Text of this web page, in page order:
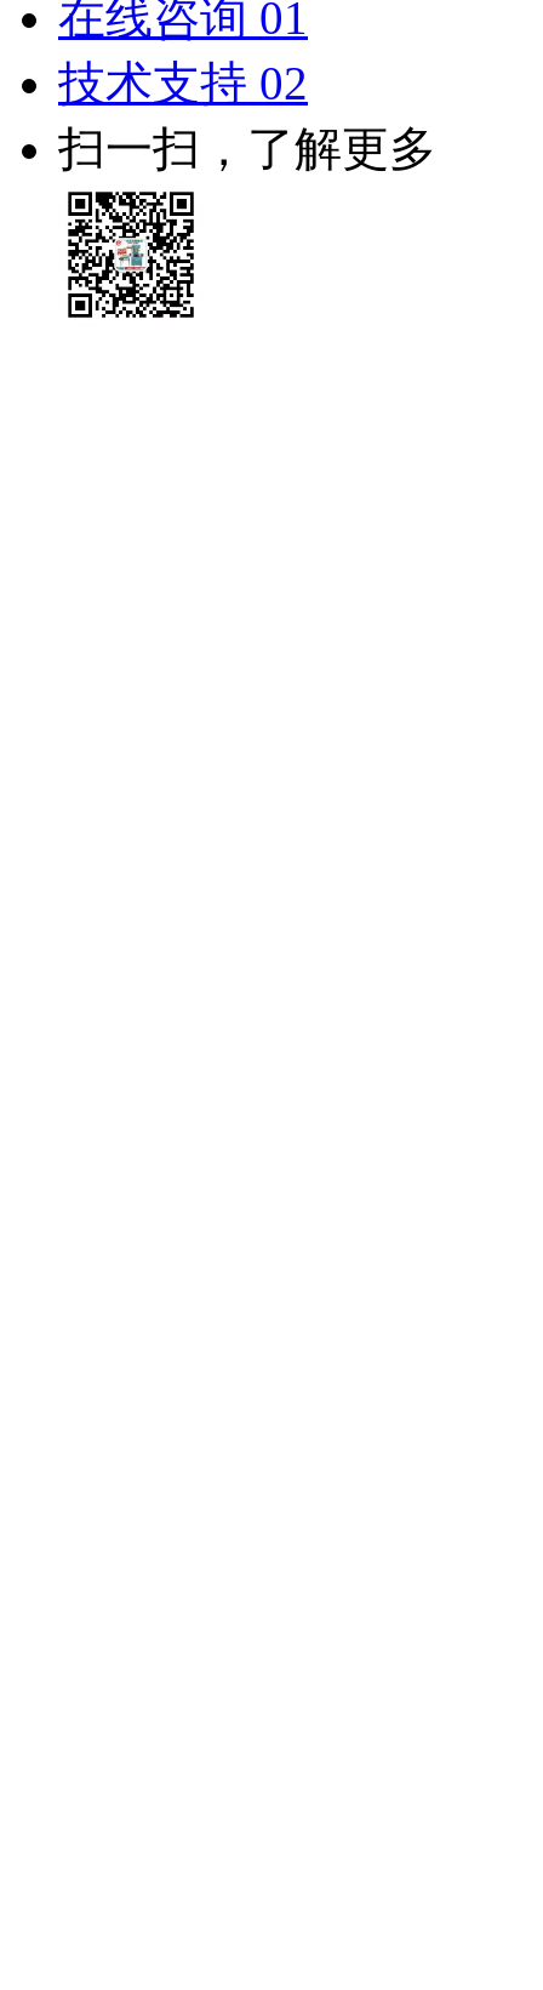
在线咨询 01
技术支持 02
扫一扫，了解更多